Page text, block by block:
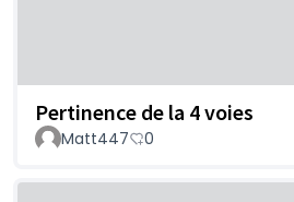
Pertinence de la 4 voies
Matt447 0